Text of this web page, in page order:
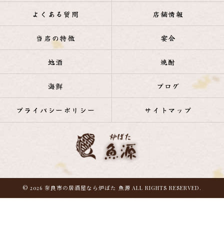
よくある質問 店舗情報
当店の特徴 宴会
地酒 焼酎
海鮮 ブログ
プライバシーポリシー サイトマップ
© 2026 奈良市の居酒屋なら炉ばた 魚源 ALL RIGHTS RESERVED.